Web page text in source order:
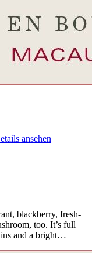
ansehen
blackberry, fresh-
too. It’s full
and a bright…